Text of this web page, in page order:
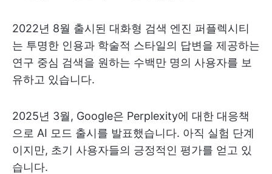
2022년 8월 출시된 대화형 검색 엔진 퍼플렉시티
는 투명한 인용과 학술적 스타일의 답변을 제공하는
연구 중심 검색을 원하는 수백만 명의 사용자를 보
유하고 있습니다.
2025년 3월, Google은 Perplexity에 대한 대응책
으로 AI 모드 출시를 발표했습니다. 아직 실험 단계
이지만, 초기 사용자들의 긍정적인 평가를 얻고 있
습니다.